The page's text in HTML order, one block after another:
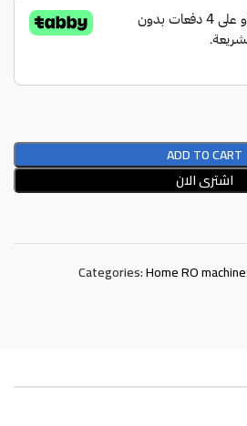
ADD TO CART
اشترى الان
Categories:Home RO